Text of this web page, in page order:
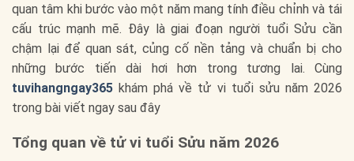
quan tâm khi bước vào một năm mang tính điều chỉnh và tái
cấu trúc mạnh mẽ. Đây là giai đoạn người tuổi Sửu cần
chậm lại để quan sát, củng cố nền tảng và chuẩn bị cho
những bước tiến dài hơi hơn trong tương lai. Cùng
tuvihangngay365 khám phá về tử vi tuổi sửu năm 2026
trong bài viết ngay sau đây
Tổng quan về tử vi tuổi Sửu năm 2026